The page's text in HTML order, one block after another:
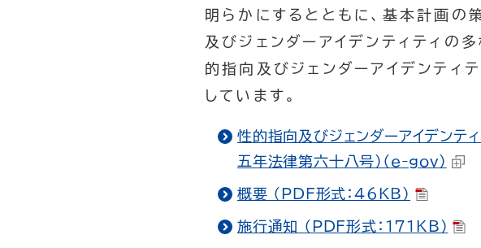
明らかにするとともに、基本計画の
及びジェンダーアイデンティティの
的指向及びジェンダーアイデンティ
しています。
性的指向及びジェンダーアイデンテ
五年法律第六十八号）（ e-gov）
概要 （PDF形式：46KB）
施行通知 （PDF形式：171KB）